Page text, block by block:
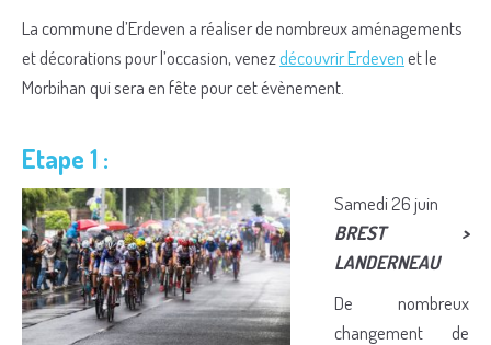
La commune d’Erdeven a réaliser de nombreux aménagements
et décorations pour l’occasion, venezdécouvrir Erdevenet le
Morbihan qui sera en fête pour cet évènement.
Etape 1 :
Samedi 26 juin
BREST >
LANDERNEAU
De nombreux
changement de